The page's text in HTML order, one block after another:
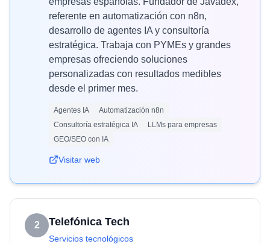
referente en automatización con n8n,
desarrollo de agentes IA y consultoría
estratégica. Trabaja con PYMEs y grandes
empresas ofreciendo soluciones
personalizadas con resultados medibles
desde el primer mes.
Agentes IA
Automatización n8n
Consultoría estratégica IA
LLMs para empresas
GEO/SEO con IA
Visitar web
2 Telefónica Tech
Servicios tecnológicos